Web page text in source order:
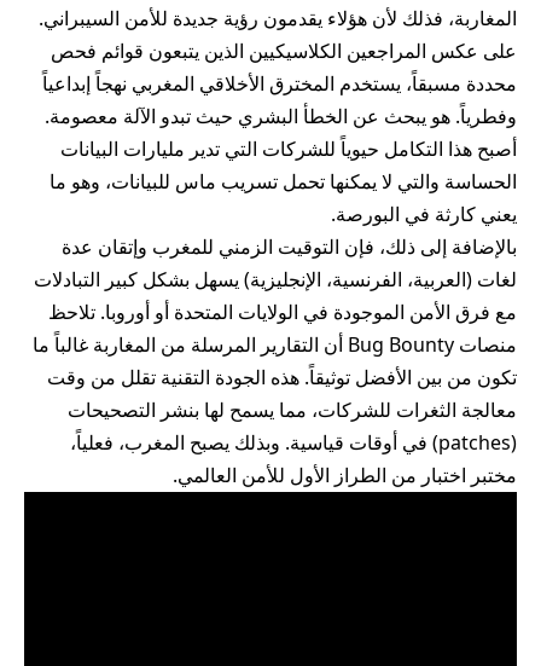
المغاربة، فذلك لأن هؤلاء يقدمون رؤية جديدة للأمن السيبراني.
على عكس المراجعين الكلاسيكيين الذين يتبعون قوائم فحص
محددة مسبقاً، يستخدم المخترق الأخلاقي المغربي نهجاً إبداعياً
وفطرياً. هو يبحث عن الخطأ البشري حيث تبدو الآلة معصومة.
أصبح هذا التكامل حيوياً للشركات التي تدير مليارات البيانات
الحساسة والتي لا يمكنها تحمل تسريب ماس للبيانات، وهو ما
يعني كارثة في البورصة.
بالإضافة إلى ذلك، فإن التوقيت الزمني للمغرب وإتقان عدة
لغات (العربية، الفرنسية، الإنجليزية) يسهل بشكل كبير التبادلات
مع فرق الأمن الموجودة في الولايات المتحدة أو أوروبا. تلاحظ
منصات Bug Bounty أن التقارير المرسلة من المغاربة غالباً ما
تكون من بين الأفضل توثيقاً. هذه الجودة التقنية تقلل من وقت
معالجة الثغرات للشركات، مما يسمح لها بنشر التصحيحات
(patches) في أوقات قياسية. وبذلك يصبح المغرب، فعلياً،
مختبر اختبار من الطراز الأول للأمن العالمي.